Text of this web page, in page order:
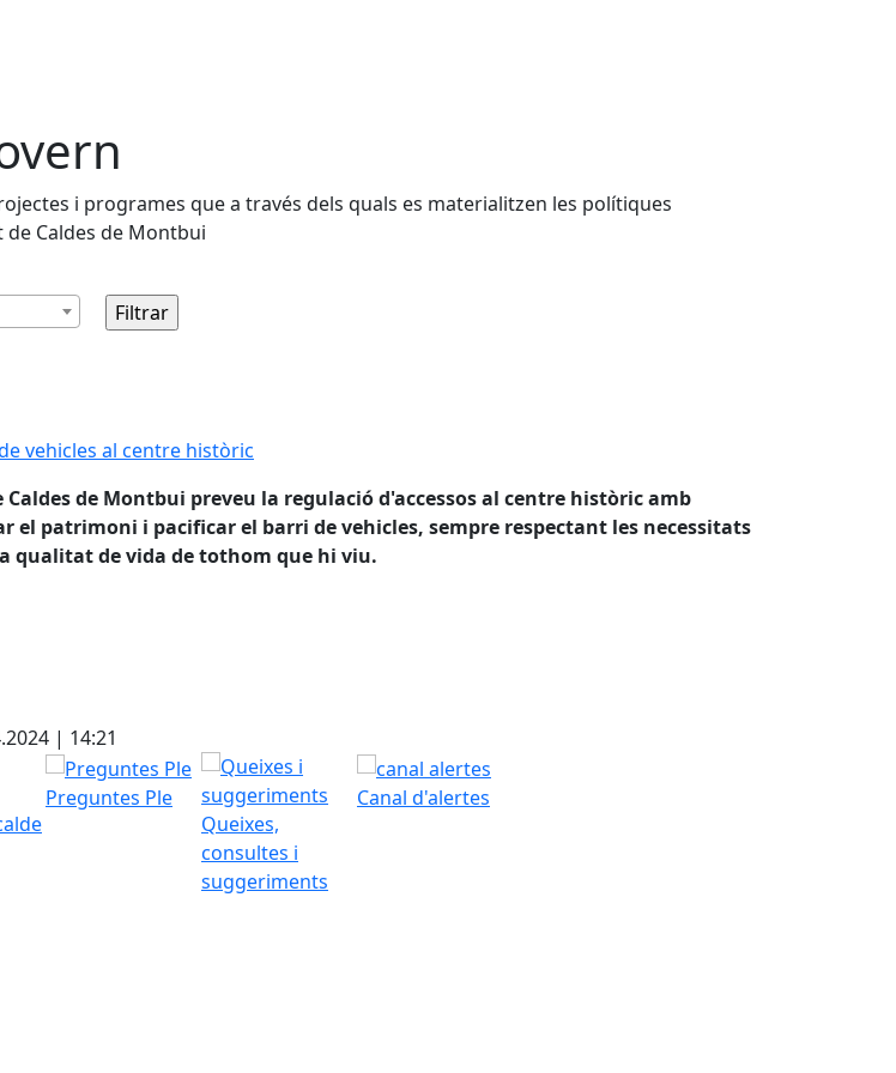
i programes que a través dels quals es materialitzen les polítiques
Caldes de Montbui
vehicles al centre històric
Caldes de Montbui preveu la regulació d'accessos al centre històric amb
el patrimoni i pacificar el barri de vehicles, sempre respectant les necessitats
qualitat de vida de tothom que hi viu.
| 14:21
Preguntes Ple
Queixes,
consultes i
suggeriments
Canal d'alertes